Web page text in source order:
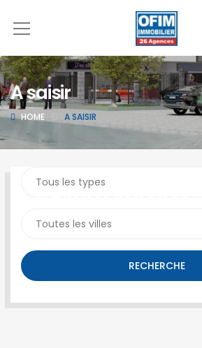
A saisir
HOME A SAISIR
SEARCH PROPERTY
RECHERCHE